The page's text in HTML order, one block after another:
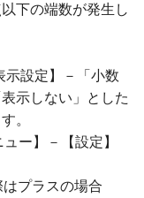
下の端数が発生し
示設定】－「小数
示しない」とした
。
ー】－【設定】
プラスの場合